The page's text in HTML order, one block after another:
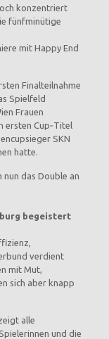
konzentriert
fünfminütige
mit Happy End
Finalteilnahme
Spielfeld
Frauen
ersten Cup‑Titel
SKN
hatte.
nun das Double an
begeistert
verdient
mit Mut,
sich aber knapp
alle
und die